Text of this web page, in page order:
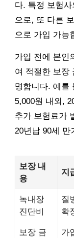
다. 특정 보험사
으로, 또 다른
으로 가입 가능
가입 전에 본인
여 적절한 보장
명합니다. 예를
5,000원 내외,
추가 보험료가
20년납 90세 만
보장 내
용
지
녹내장
진단비
질
확
보장 금
가